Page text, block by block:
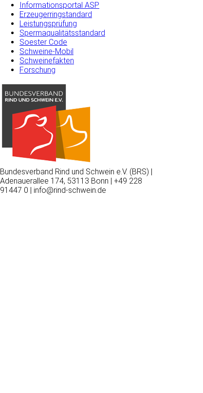
Informationsportal ASP
Erzeugerringstandard
Leistungsprüfung
Spermaqualitätsstandard
Soester Code
Schweine-Mobil
Schweinefakten
Forschung
Bundesverband Rind und Schwein e.V. (BRS) |
Adenauerallee 174, 53113 Bonn | +49 228
91447 0 | info@rind-schwein.de